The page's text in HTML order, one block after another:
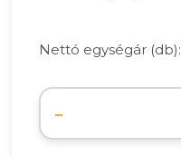
Nettó egységár (db):
-